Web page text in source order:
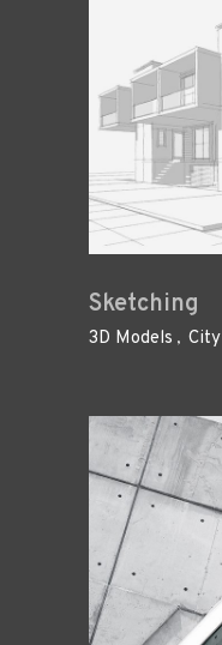
Sketching
3D Models City